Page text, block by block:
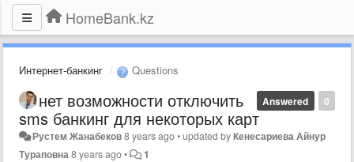
HomeBank.kz
Интернет-банкинг Questions
0
Answered
нет возможности отключить
sms банкинг для некоторых карт
Рустем Жанабеков8 years ago•updated byКенесариева Айнур
Тураповна 8 years ago• 1